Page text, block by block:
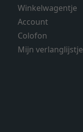
Winkelwagentje
Account
Colofon
Mijn verlanglijstje